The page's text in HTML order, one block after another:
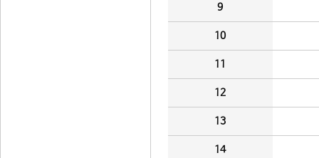
9
10
11
12
13
14